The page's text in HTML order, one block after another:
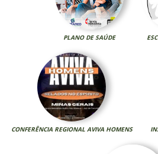
PLANO DE SAÚDE
CONFERÊNCIA REGIONAL AVIVA HOMENS